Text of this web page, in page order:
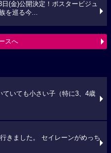
日(金)公開決定！ポスタービジュ
を巡る今...
スへ
ていても小さい子（特に3、4歳
きました。 セイレーンがめっち